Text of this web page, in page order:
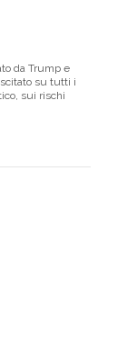
da Trump e
su tutti i
sui rischi